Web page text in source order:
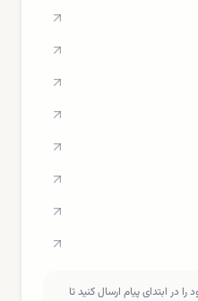
در ابتدای پیام ارسال کنید تا